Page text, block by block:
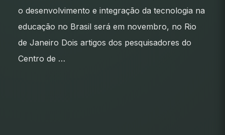
o desenvolvimento e integração da tecnologia na
educação no Brasil será em novembro, no Rio
de Janeiro Dois artigos dos pesquisadores do
Centro de …